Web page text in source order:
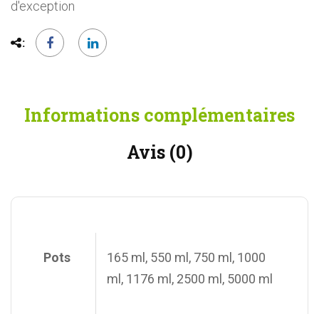
vert
torifié)
d'exception
Informations complémentaires
Avis (0)
Pots
165 ml, 550 ml, 750 ml, 1000
ml, 1176 ml, 2500 ml, 5000 ml